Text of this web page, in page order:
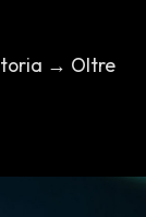
→ Oltre